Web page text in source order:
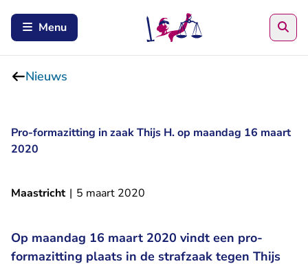
Menu
Nieuws
Pro-formazitting in zaak Thijs H. op maandag 16 maart
2020
Maastricht | 5 maart 2020
Op maandag 16 maart 2020 vindt een pro-
formazitting plaats in de strafzaak tegen Thijs